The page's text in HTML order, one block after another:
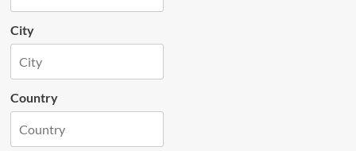
City
Country